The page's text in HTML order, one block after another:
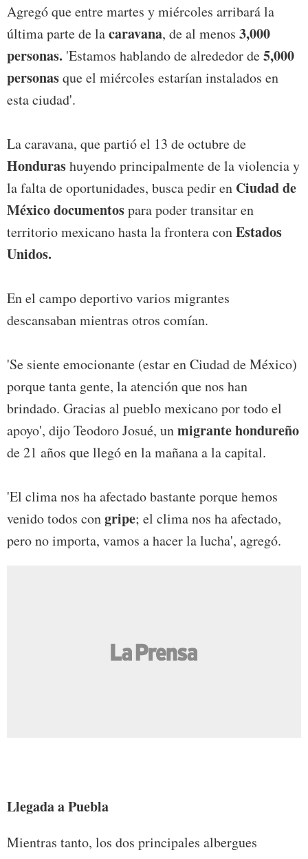
Agregó que entre martes y miércoles arribará la
última parte de lacaravana, de al menos 3,000
personas. 'Estamos hablando de alrededor de5,000
personasque el miércoles estarían instalados en
esta ciudad'.
La caravana, que partió el 13 de octubre de
Hondurashuyendo principalmente de la violencia y
la falta de oportunidades, busca pedir en Ciudad de
Méxicodocumentospara poder transitar en
territorio mexicano hasta la frontera conEstados
Unidos.
En el campo deportivo varios migrantes
descansaban mientras otros comían.
'Se siente emocionante (estar en Ciudad de México)
porque tanta gente, la atención que nos han
brindado. Gracias al pueblo mexicano por todo el
apoyo', dijo Teodoro Josué, unmigrante hondureño
de 21 años que llegó en la mañana a la capital.
'El clima nos ha afectado bastante porque hemos
venido todos congripe; el clima nos ha afectado,
pero no importa, vamos a hacer la lucha', agregó.
Llegada a Puebla
Mientras tanto, los dos principales albergues